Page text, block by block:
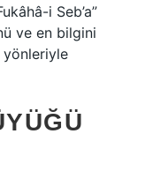
i Seb’a”
ve en bilgini
yönleriyle